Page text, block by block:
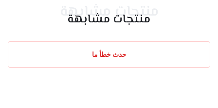
منتجات مشابهة
منتجات مشابهة
حدث خطأ ما